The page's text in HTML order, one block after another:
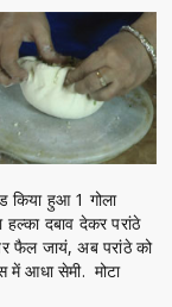
किया हुआ 1 गोला
दबाव देकर परांठे
फैल जायं, अब परांठे को
में आधा सेमी. मोटा